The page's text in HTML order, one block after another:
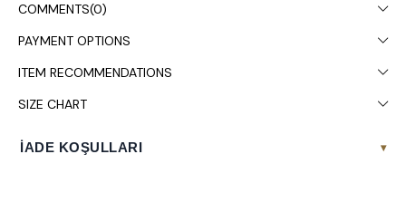
COMMENTS(0)
PAYMENT OPTIONS
ITEM RECOMMENDATIONS
SIZE CHART
İADE KOŞULLARI ▾